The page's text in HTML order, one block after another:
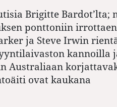
Brigitte Bardot’lta;
ponttoniin
ja Steve Irwin
kannoilla
Australiaan
ovat kaukana